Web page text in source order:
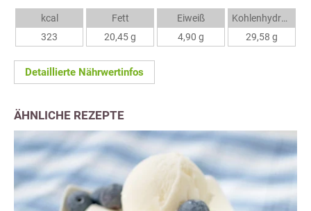
kcal
323
Fett
20,45 g
Eiweiß
4,90 g
Kohlenhydrate
29,58 g
Detaillierte Nährwertinfos
ÄHNLICHE REZEPTE